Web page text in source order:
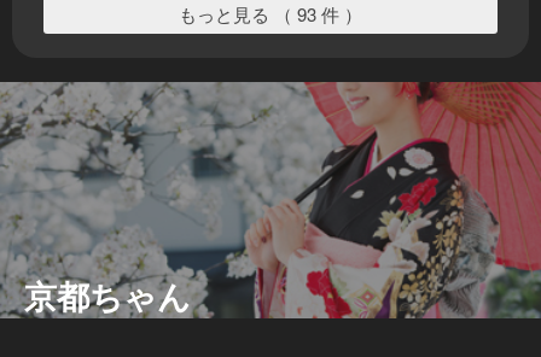
もっと見る （ 93 件 ）
京都ちゃん